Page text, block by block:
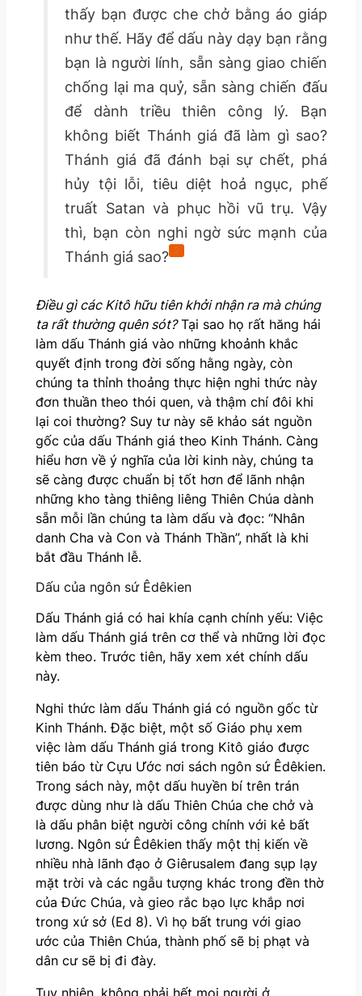
thấy bạn được che chở bằng áo giáp
như thế. Hãy để dấu này dạy bạn rằng
bạn là người lính, sẵn sàng giao chiến
chống lại ma quỷ, sẵn sàng chiến đấu
để dành triều thiên công lý. Bạn
không biết Thánh giá đã làm gì sao?
Thánh giá đã đánh bại sự chết, phá
hủy tội lỗi, tiêu diệt hoả ngục, phế
truất Satan và phục hồi vũ trụ. Vậy
thì, bạn còn nghi ngờ sức mạnh của
Thánh giá sao? 2
Điều gì các Kitô hữu tiên khởi nhận ra mà chúng
ta rất thường quên sót?Tại sao họ rất hăng hái
làm dấu Thánh giá vào những khoảnh khắc
quyết định trong đời sống hằng ngày, còn
chúng ta thỉnh thoảng thực hiện nghi thức này
đơn thuần theo thói quen, và thậm chí đôi khi
lại coi thường? Suy tư này sẽ khảo sát nguồn
gốc của dấu Thánh giá theo Kinh Thánh. Càng
hiểu hơn về ý nghĩa của lời kinh này, chúng ta
sẽ càng được chuẩn bị tốt hơn để lãnh nhận
những kho tàng thiêng liêng Thiên Chúa dành
sẵn mỗi lần chúng ta làm dấu và đọc: “Nhân
danh Cha và Con và Thánh Thần”, nhất là khi
bắt đầu Thánh lễ.
Dấu của ngôn sứ Êdêkien
Dấu Thánh giá có hai khía cạnh chính yếu: Việc
làm dấu Thánh giá trên cơ thể và những lời đọc
kèm theo. Trước tiên, hãy xem xét chính dấu
này.
Nghi thức làm dấu Thánh giá có nguồn gốc từ
Kinh Thánh. Đặc biệt, một số Giáo phụ xem
việc làm dấu Thánh giá trong Kitô giáo được
tiên báo từ Cựu Ước nơi sách ngôn sứ Êdêkien.
Trong sách này, một dấu huyền bí trên trán
được dùng như là dấu Thiên Chúa che chở và
là dấu phân biệt người công chính với kẻ bất
lương. Ngôn sứ Êdêkien thấy một thị kiến về
nhiều nhà lãnh đạo ở Giêrusalem đang sụp lạy
mặt trời và các ngẫu tượng khác trong đền thờ
của Đức Chúa, và gieo rắc bạo lực khắp nơi
trong xứ sở (Ed 8). Vì họ bất trung với giao
ước của Thiên Chúa, thành phố sẽ bị phạt và
dân cư sẽ bị đi đày.
Tuy nhiên, không phải hết mọi người ở